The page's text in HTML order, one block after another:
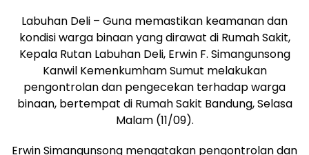
Labuhan Deli – Guna memastikan keamanan dan
kondisi warga binaan yang dirawat di Rumah Sakit,
Kepala Rutan Labuhan Deli, Erwin F. Simangunsong
Kanwil Kemenkumham Sumut melakukan
pengontrolan dan pengecekan terhadap warga
binaan, bertempat di Rumah Sakit Bandung, Selasa
Malam (11/09).
Erwin Simangunsong mengatakan pengontrolan dan